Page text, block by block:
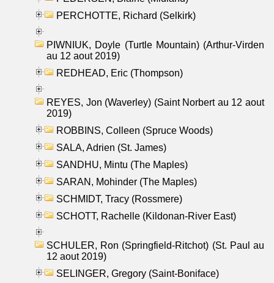
PERCHOTTE, Richard (Selkirk)
PIWNIUK, Doyle (Turtle Mountain) (Arthur-Virden
au 12 aout 2019)
REDHEAD, Eric (Thompson)
REYES, Jon (Waverley) (Saint Norbert au 12 aout
2019)
ROBBINS, Colleen (Spruce Woods)
SALA, Adrien (St. James)
SANDHU, Mintu (The Maples)
SARAN, Mohinder (The Maples)
SCHMIDT, Tracy (Rossmere)
SCHOTT, Rachelle (Kildonan-River East)
SCHULER, Ron (Springfield-Ritchot) (St. Paul au
12 aout 2019)
SELINGER, Gregory (Saint-Boniface)